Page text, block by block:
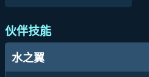
伙伴技能
水之翼